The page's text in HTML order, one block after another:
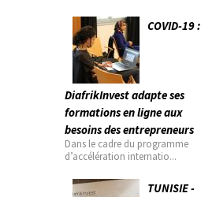
COVID-19 :
DiafrikInvest adapte ses
formations en ligne aux
besoins des entrepreneurs
Dans le cadre du programme
d’accélération internatio...
TUNISIE -